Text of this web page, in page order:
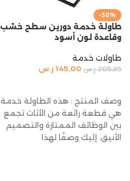
-30%
طاولة خدمة دورين سطح خشب
وقاعدة لون أسود
طاولات خدمة
205,85 ر.س 145,00 ر.س
وصف المنتج : هذه الطاولة خدمة
هي قطعة رائعة من الأثاث تجمع
بين الوظائف الممتازة والتصميم
الأنيق. إليك وصفًا لهذا